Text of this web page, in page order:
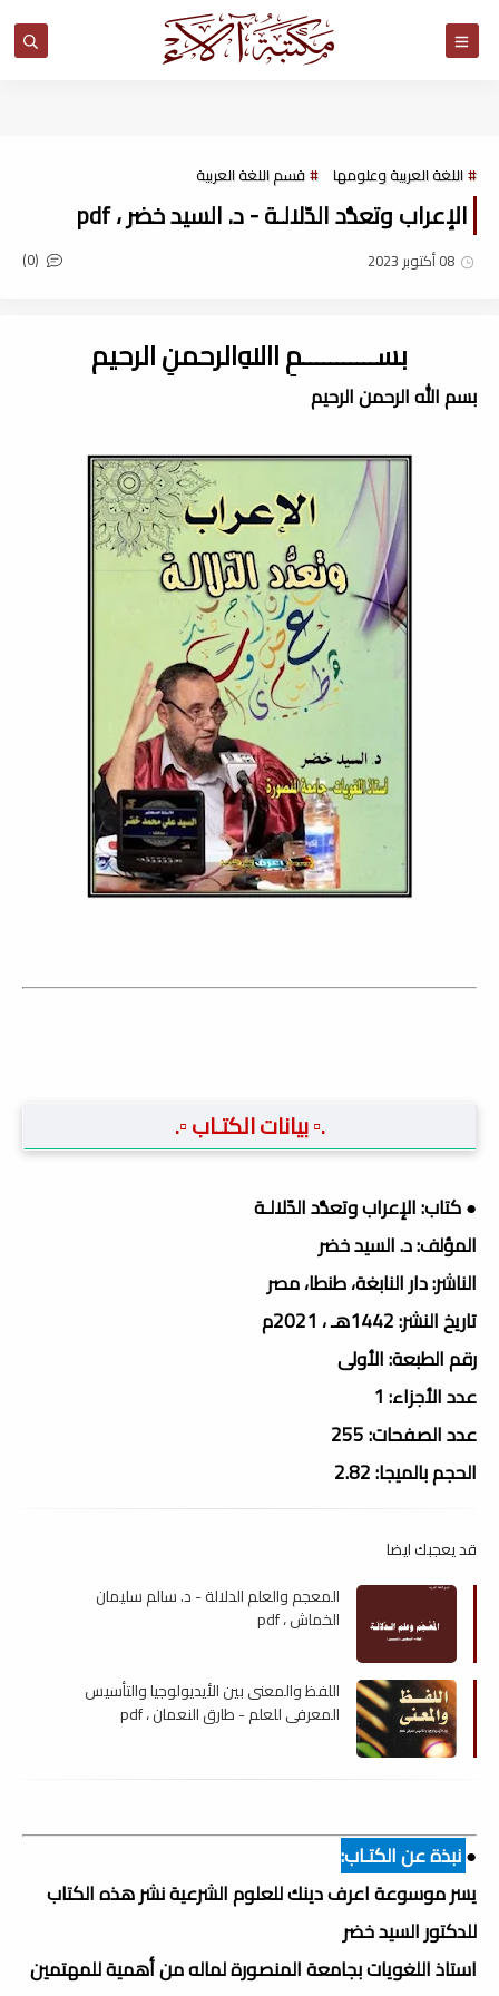
اللغة العربية وعلومها قسم اللغة العربية
الإعراب وتعدُّد الدّلالـة - د. السيد خضر ، pdf
08 أكتوبر 2023 (0)
بســـــــــــمِ اﷲِالرحمنِ الرحيم
بسم الله الرحمن الرحيم
.▫️ بيانات الكتـاب ▫️.
● كتاب: الإعراب وتعدُّد الدّلالـة
المؤلف: د. السيد خضر
الناشر: دار النابغة، طنطا، مصر
تاريخ النشر: 1442هـ ، 2021م
رقم الطبعة: الأولى
عدد الأجزاء: 1
عدد الصفحات: 255
الحجم بالميجا: 2.82
قد يعجبك ايضا
المعجم والعلم الدلالة - د. سالم سليمان
الخماش ، pdf
اللفظ والمعنى بين الأيديولوجيا والتأسيس
المعرفي للعلم - طارق النعمان ، pdf
●نبذة عن الكتـاب:
يسر موسوعة اعرف دينك للعلوم الشرعية نشر هذه الكتاب
للدكتور السيد خضر
استاذ اللغويات بجامعة المنصورة لماله من أهمية للمهتمين